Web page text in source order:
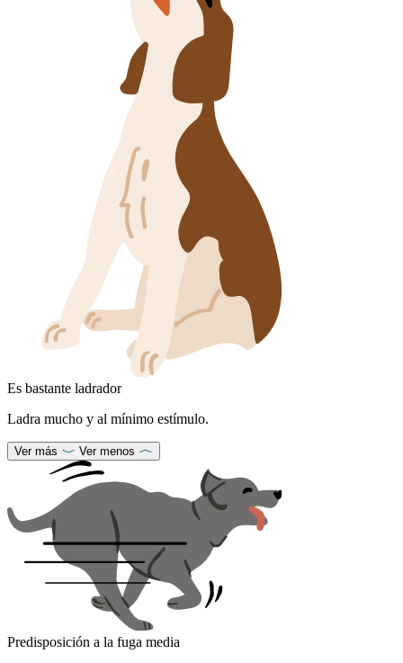
Es bastante ladrador
Ladra mucho y al mínimo estímulo.
Ver más Ver menos
Predisposición a la fuga media